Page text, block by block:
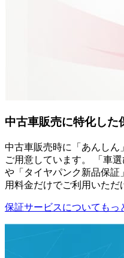
中古車販売に特化した
中古車販売時に「あんしん
ご用意しています。 「車
や「タイヤパンク新品保証
用料金だけでご利用いただ
保証サービスについてもっ